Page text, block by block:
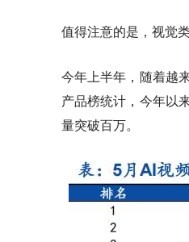
值得注意的是，视觉
今年上半年，随着越
产品榜统计，今年以
量突破百万。